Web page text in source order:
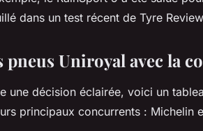
dans un test récent de Tyre
pneus Uniroyal avec la
une décision éclairée, voici un
principaux concurrents : Michelin